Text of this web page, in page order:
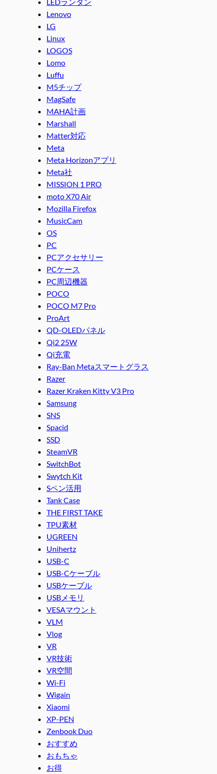
Lenovo
LG
Linux
LOGOS
Lomo
Luffu
M5チップ
MagSafe
MAHA計画
Marshall
Matter対応
Meta
Meta Horizonアプリ
Meta社
MISSION 1 PRO
moto X70 Air
Mozilla Firefox
MusicCam
OS
PC
PCアクセサリー
PCケース
PC周辺機器
POCO
POCO M7 Pro
ProArt
QD-OLEDパネル
Qi2 25W
Qi充電
Ray-Ban Metaスマートグラス
Razer
Razer Kraken Kitty V3 Pro
Samsung
SNS
Spacid
SSD
SteamVR
SwitchBot
Swytch Kit
Sペン活用
Tank Case
THE FIRST TAKE
TPU素材
UGREEN
Unihertz
USB-C
USB-Cケーブル
USBケーブル
USBメモリ
VESAマウント
VLM
Vlog
VR
VR技術
VR空間
Wi-Fi
Wigain
Xiaomi
XP-PEN
Zenbook Duo
おすすめ
おもちゃ
お得